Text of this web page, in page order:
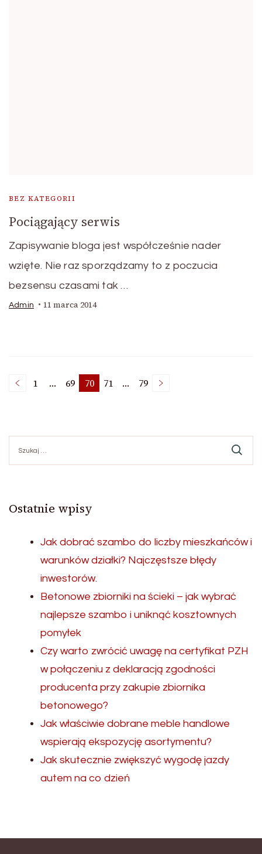
BEZ KATEGORII
Pociągający serwis
Zapisywanie bloga jest współcześnie nader
wzięte. Nie raz sporządzamy to z poczucia
bezsensu czasami tak …
Admin 11 marca 2014
Stronicowanie
wpisów
Strona
1 … Strona
69 Strona
70 Strona
71 … Strona
79
Ostatnie wpisy
Jak dobrać szambo do liczby mieszkańców i
warunków działki? Najczęstsze błędy
inwestorów.
Betonowe zbiorniki na ścieki – jak wybrać
najlepsze szambo i uniknąć kosztownych
pomyłek
Czy warto zwrócić uwagę na certyfikat PZH
w połączeniu z deklaracją zgodności
producenta przy zakupie zbiornika
betonowego?
Jak właściwie dobrane meble handlowe
wspierają ekspozycję asortymentu?
Jak skutecznie zwiększyć wygodę jazdy
autem na co dzień